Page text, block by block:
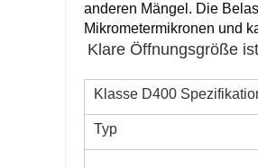
anderen Mängel. Die
Mikrometermikronen und
Klare Öffnungsgröße
Klasse D400
Typ